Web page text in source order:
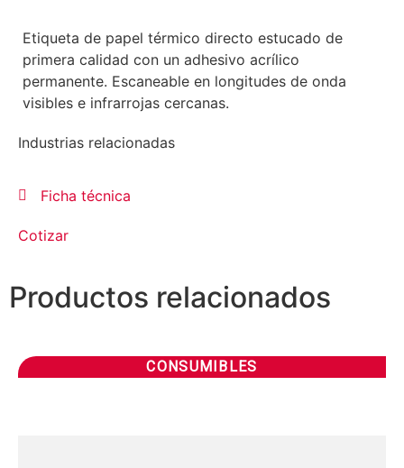
Etiqueta de papel térmico directo estucado de
primera calidad con un adhesivo acrílico
permanente. Escaneable en longitudes de onda
visibles e infrarrojas cercanas.
Industrias relacionadas
Ficha técnica
Cotizar
Productos relacionados
CONSUMIBLES